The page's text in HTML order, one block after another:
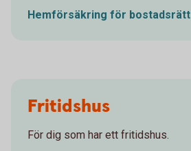
Hemförsäkring för bostadsrätt
Fritidshus
För dig som har ett fritidshus.